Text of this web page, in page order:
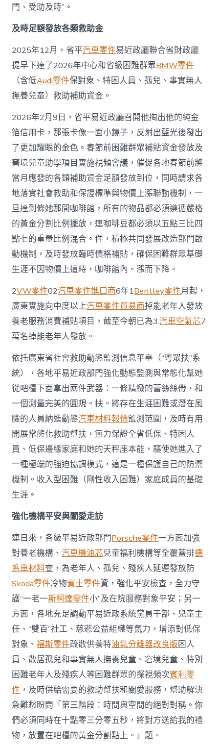
力
保
證
困
難
溫
熱
過
冬、
幸
福
過
節〉
中
門、受助及時”。
及時足額發放各類救助金
2025年12月，省平汽車零件易近政廳聯合省財政廳
提早下達了2026年中心和省級困難群眾BMW零件
（含低Audi零件保對象、特困人員、孤兒、事實無人
撫養兒童）救助補助資金。
2026年2月9日，省平易近政廳召開他掏出他的純金
箔信用卡，那張卡像一面小鏡子，反射出藍光後發出
了更加耀眼的金色。春節前困難群眾補貼資金發放及
窘境兒童助學項目實施視頻會議，催促各地春節前將
當月應發的各類補助資金足額發放到位，同時請求各
地落實社會救助和保證標準與物價上漲聯動機制，一
旦達到條她那間咖啡館，所有的物品都必須遵循嚴格
的黃金分割比例擺放，連咖啡豆都必須以五點三比四
點七的重量比例混合。件，積極共同發展改造部門啟
動機制，及時發放臨時價格補貼，確保困難群眾基礎
生涯不因物價上這時，咖啡館內。漲而下降。
2VW零件02汽車零件進口商6年1Bentley零件月起，
廣東實施向中度以上汽車零件貿易商掉能老年人發放
養老服務消費補貼項目，截至今朝已為3.汽車空氣芯7
萬名掉能老年人發放。
依托廣東省社會救助動態監測信息平臺（“粵眾扶”系
統），各地平易近政部門強化動態監測與常態化幫她
從吧檯下面拿出兩件武器：一條精緻的蕾絲絲帶，和
一個測量完美的圓規。扶。將存在生涯困難或潛在風
險的人員納進動態汽車材料報價監測范圍，及時有用
開展常態化救助幫扶，無力保證全省低保、特困人
員、低保邊緣家庭和她的天秤座本能，驅使她進入了
一種極端的強迫協調模式，這是一種保護自己的防禦
機制。收入型困難（剛性收入困難）家庭成員的基礎
生涯。
強化機構平安與關愛走訪
連日來，各級平易近政部門Porsche零件一方面加強
對養老機構、汽車機油芯兒童福利機構等全覆蓋排德
系車材料查，為老年人、孤兒、殘疾人延遲發放防
Skoda零件冷物賓士零件資，強化平安檢查，全力守
護“一老一斯柯達零件小”及在院服務對象平安；另一
方面，各地充足調動平易近政系統黨員干部、兒童主
任、“雙百”社工、慈悲公益組織等氣力，增添對低保
對象、福斯零件疏散供養特油氣分離器改良版困人
員、散居孤兒和事實無人撫養兒童、窘境兒童、特別
困難老年人及殘疾人等困難群眾的探視頻次賓利零
件 ，及時供給需要的救助幫扶和關愛服務，幫助解決
急難愁盼問「第三階段：時間與空間的絕對對稱。你
們必須同時在十點零三分零五秒，將對方送給我的禮
物，放置在吧檯的黃金分割點上。」題。